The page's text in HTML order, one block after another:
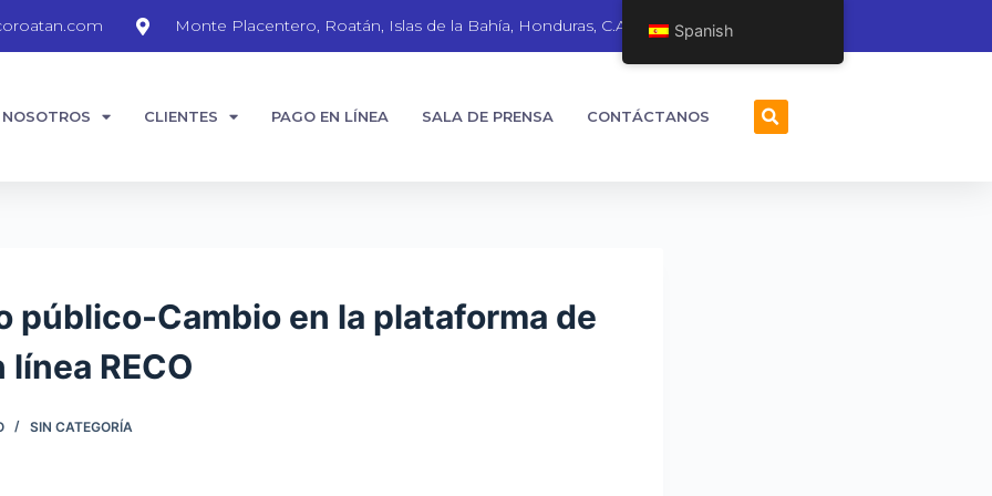
Monte Placentero, Roatán, Islas de la Bahía, Honduras, C.A.
NOSOTROS CLIENTES PAGO EN LÍNEA SALA DE PRENSA CONTÁCTANOS
público-Cambio en la plataforma de
línea RECO
SIN CATEGORÍA
Spanish